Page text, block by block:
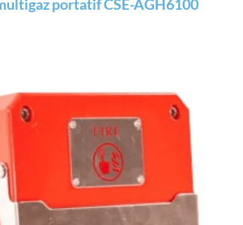
portatif CSE-AGH6100